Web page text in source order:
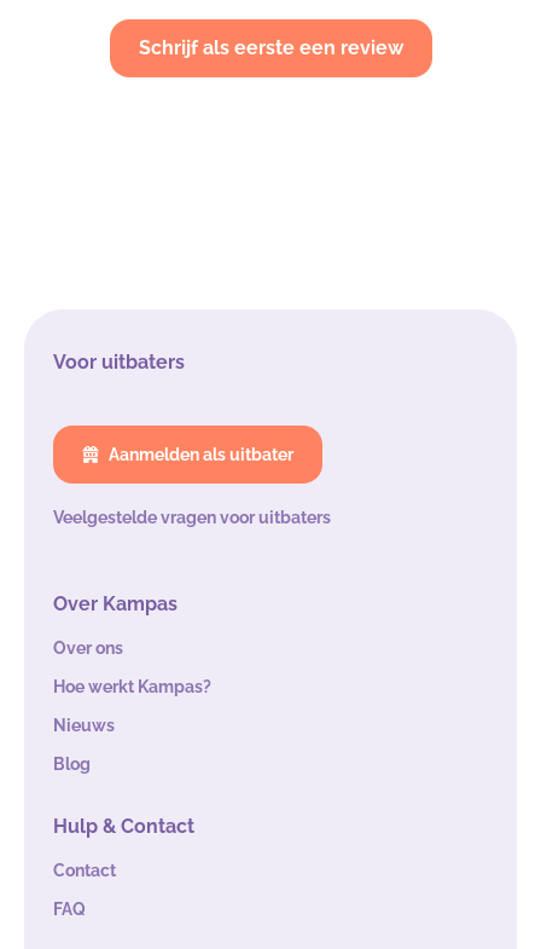
Schrijf als eerste een review
Voor uitbaters
Aanmelden als uitbater
Veelgestelde vragen voor uitbaters
Over Kampas
Over ons
Hoe werkt Kampas?
Nieuws
Blog
Hulp & Contact
Contact
FAQ